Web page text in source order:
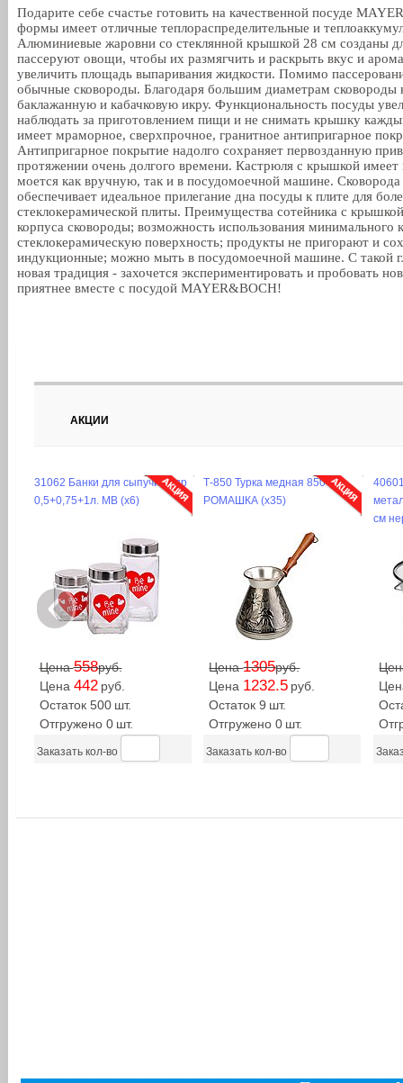
Подарите себе счастье готовить на качественной посуде
формы имеет отличные теплораспределительные и
Алюминиевые жаровни со стеклянной крышкой 28 см созданы
пассеруют овощи, чтобы их размягчить и раскрыть вкус и
увеличить площадь выпаривания жидкости. Помимо
обычные сковороды. Благодаря большим диаметрам сковороды
баклажанную и кабачковую икру. Функциональность посуды
наблюдать за приготовлением пищи и не снимать крышку
имеет мраморное, сверхпрочное, гранитное антипригарное
Антипригарное покрытие надолго сохраняет первозданную
протяжении очень долгого времени. Кастрюля с крышкой имеет
моется как вручную, так и в посудомоечной машине.
обеспечивает идеальное прилегание дна посуды к плите для
стеклокерамической плиты. Преимущества сотейника с
корпуса сковороды; возможность использования минимального
стеклокерамическую поверхность; продукты не пригорают и
индукционные; можно мыть в посудомоечной машине. С такой
новая традиция - захочется экспериментировать и пробовать
приятнее вместе с посудой MAYER&BOCH!
АКЦИИ
31062 Банки для сыпучих 3пр
0,5+0,75+1л. MB (х6)
Цена558руб.
Цена 442 руб.
Остаток 500 шт.
Отгружено 0 шт.
Заказать кол-во
Т-850 Турка медная 850 мл
РОМАШКА (х35)
Цена1305руб.
Цена 1232.5 руб.
Остаток 9 шт.
Отгружено 0 шт.
Заказать кол-во
см
‹